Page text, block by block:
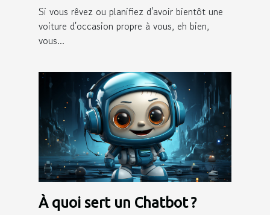
Si vous rêvez ou planifiez d'avoir bientôt une
voiture d'occasion propre à vous, eh bien,
vous...
À quoi sert un Chatbot ?